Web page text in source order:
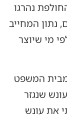
נהרגו
נתון המחייב
מי שיוצר
המשפט
שנגזר
את עונש